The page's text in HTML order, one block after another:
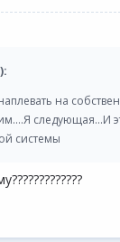
на
следующая...И
системы